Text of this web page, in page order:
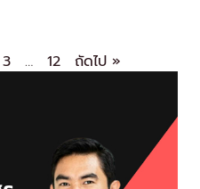
3 … 12 ถัดไป »